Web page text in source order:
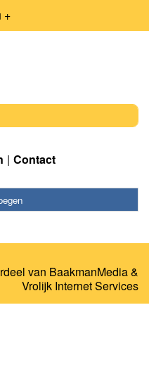
+
Contact
van BaakmanMedia&
Vrolijk Internet Services